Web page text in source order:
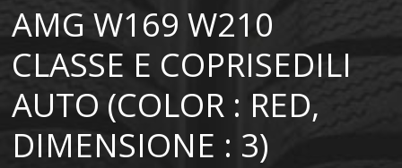
AMG W169 W210
CLASSE E COPRISEDILI
AUTO (COLOR : RED,
DIMENSIONE : 3)